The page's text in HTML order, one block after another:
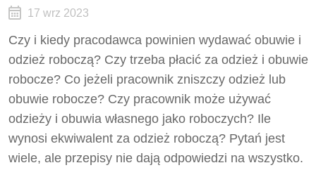
17 wrz 2023
Czy i kiedy pracodawca powinien wydawać obuwie i
odzież roboczą? Czy trzeba płacić za odzież i obuwie
robocze? Co jeżeli pracownik zniszczy odzież lub
obuwie robocze? Czy pracownik może używać
odzieży i obuwia własnego jako roboczych? Ile
wynosi ekwiwalent za odzież roboczą? Pytań jest
wiele, ale przepisy nie dają odpowiedzi na wszystko.